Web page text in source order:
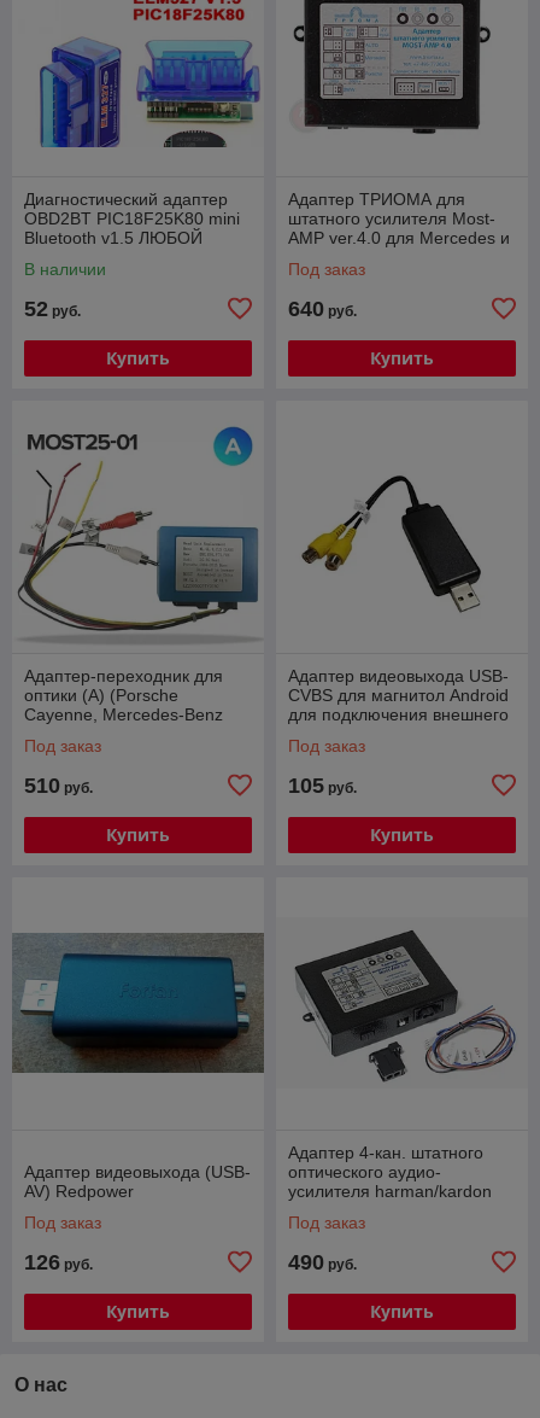
Диагностический адаптер
OBD2BT PIC18F25K80 mini
Bluetooth v1.5 ЛЮБОЙ
В наличии
52 руб.
Купить
Адаптер ТРИОМА для
штатного усилителя Most-
AMP ver.4.0 для Mercedes и
Под заказ
640 руб.
Купить
Адаптер-переходник для
оптики (А) (Porsche
Cayenne, Mercedes-Benz
11-17 и др.)
Под заказ
510 руб.
Купить
Адаптер видеовыхода USB-
CVBS для магнитол Android
для подключения внешнего
Под заказ
105 руб.
Купить
Адаптер видеовыхода (USB-
AV) Redpower
Под заказ
126 руб.
Купить
Адаптер 4-кан. штатного
оптического аудио-
усилителя harman/kardon
(Porsche Cayenne)
Под заказ
490 руб.
Купить
О нас